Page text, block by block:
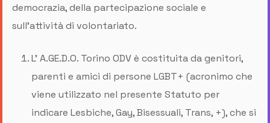
democrazia, della partecipazione sociale e
sull’attività di volontariato.
L’ A.GE.D.O. Torino ODV è costituita da genitori,
parenti e amici di persone LGBT+ (acronimo che
viene utilizzato nel presente Statuto per
indicare Lesbiche, Gay, Bisessuali, Trans, +), che si